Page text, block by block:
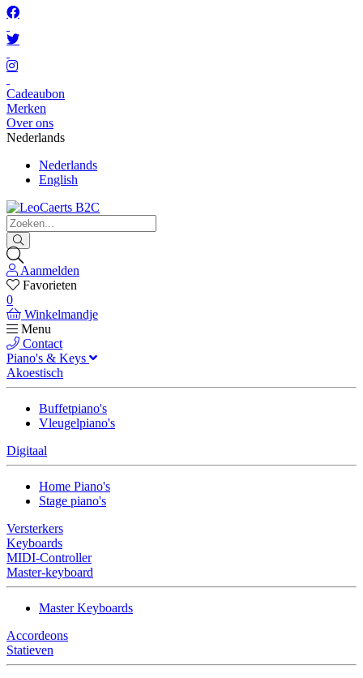
Cadeaubon
Merken
Over ons
Nederlands
Nederlands
English
Aanmelden
Favorieten
0
Winkelmandje
Menu
Contact
Piano's & Keys
Akoestisch
Buffetpiano's
Vleugelpiano's
Digitaal
Home Piano's
Stage piano's
Versterkers
Keyboards
MIDI-Controller
Master-keyboard
Master Keyboards
Accordeons
Statieven